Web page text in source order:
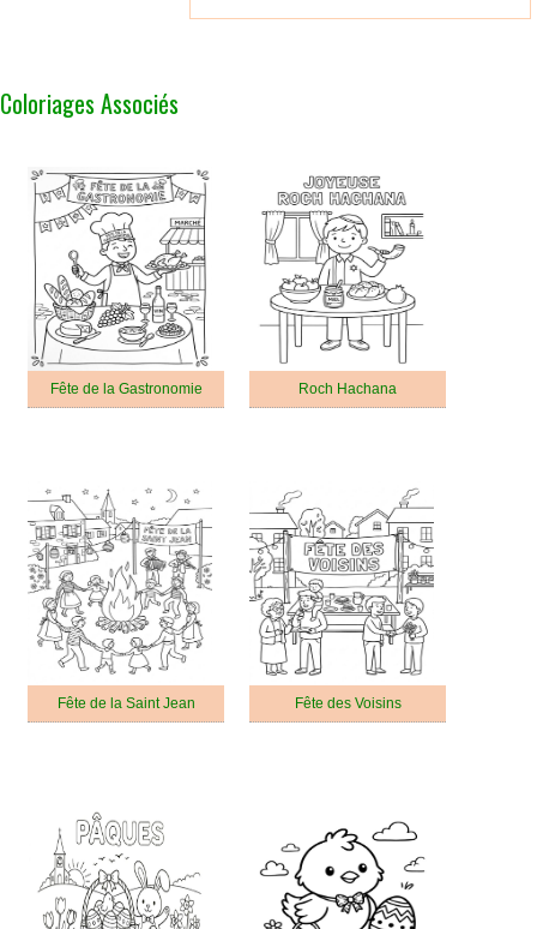
Coloriages Associés
Fête de la Gastronomie Roch Hachana
Fête de la Saint Jean Fête des Voisins